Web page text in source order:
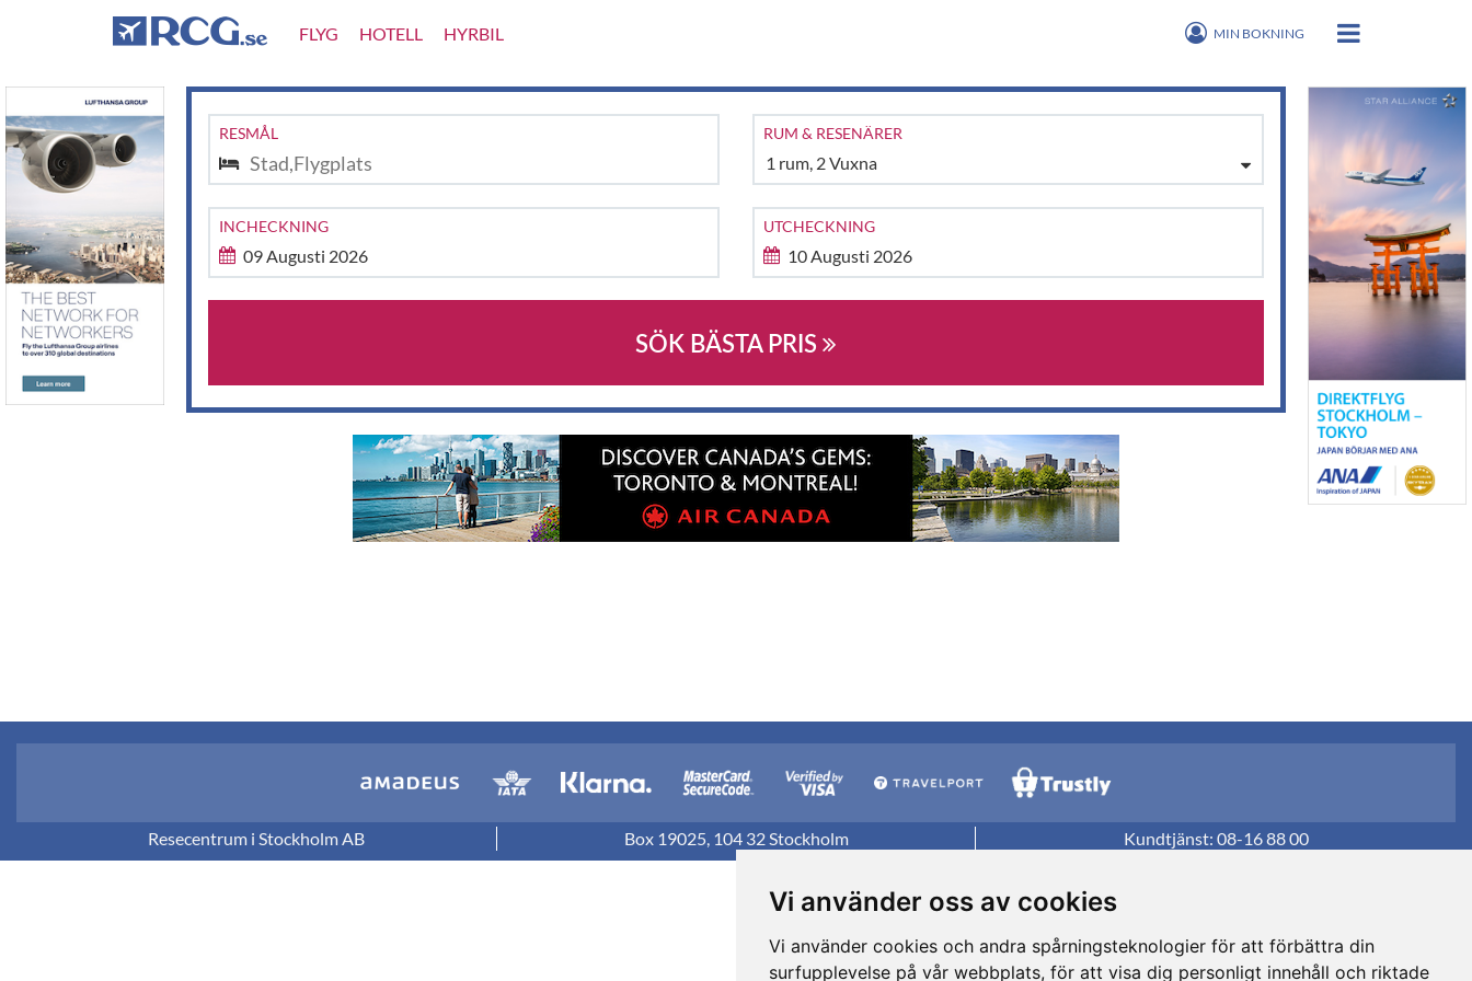
Vi använder oss av cookies
Vi använder cookies och andra spårningsteknologier för att förbättra din
surfupplevelse på vår webbplats, för att visa dig personligt innehåll och riktade
FLYG HOTELL HYRBIL MIN BOKNING
RESMÅL
Stad,Flygplats
RUM & RESENÄRER
1 rum, 2Vuxna
INCHECKNING UTCHECKNING
SÖK BÄSTA PRIS
Resecentrum i Stockholm AB Box 19025, 104 32 Stockholm Kundtjänst: 08-16 88 00